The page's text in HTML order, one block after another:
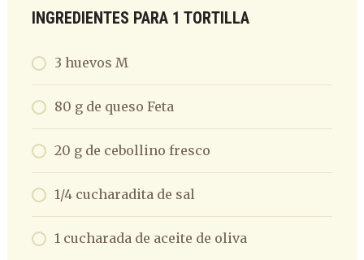
INGREDIENTES PARA 1 TORTILLA
3 huevos M
80 g de queso Feta
20 g de cebollino fresco
1/4 cucharadita de sal
1 cucharada de aceite de oliva